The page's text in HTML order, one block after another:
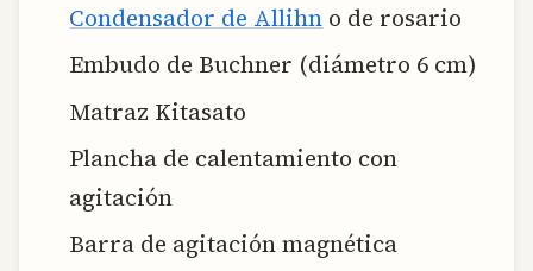
Condensador de Allihn o de rosario
Embudo de Buchner (diámetro 6 cm)
Matraz Kitasato
Plancha de calentamiento con
agitación
Barra de agitación magnética